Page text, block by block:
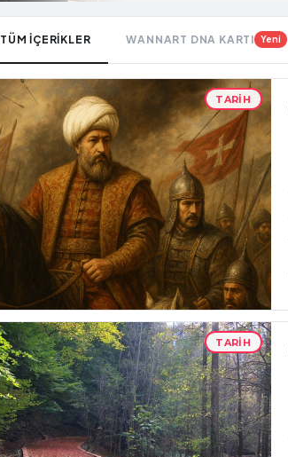
TÜM İÇERİKLER WANNART DNA KARTI Yeni
TARIH
TARIH